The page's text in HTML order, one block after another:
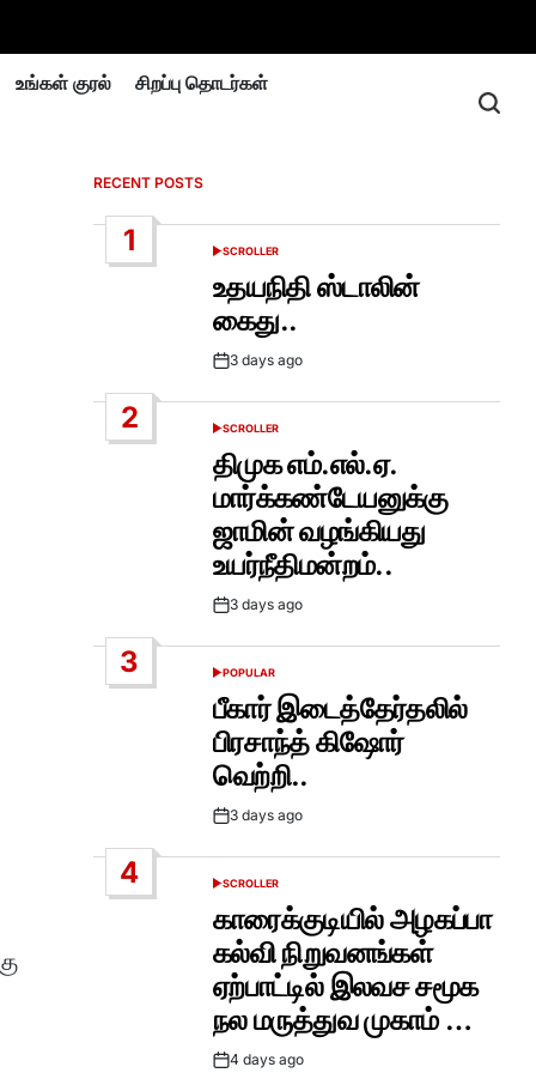
உங்கள் குரல் சிறப்பு தொடர்கள்
RECENT POSTS
1
POSTED
SCROLLER
உதயநிதி ஸ்டாலின்
கைது..
Post3 days ago
2
POSTED
SCROLLER
திமுக எம்.எல்.ஏ.
மார்க்கண்டேயனுக்கு
ஜாமின் வழங்கியது
உயர்நீதிமன்றம்..
Post3 days ago
3
POSTED
POPULAR
பீகார் இடைத்தேர்தலில்
பிரசாந்த் கிஷோர்
வெற்றி..
Post3 days ago
4
POSTED
SCROLLER
காரைக்குடியில் அழகப்பா
கல்வி நிறுவனங்கள்
ஏற்பாட்டில் இலவச சமூக
நல மருத்துவ முகாம் …
Post4 days ago